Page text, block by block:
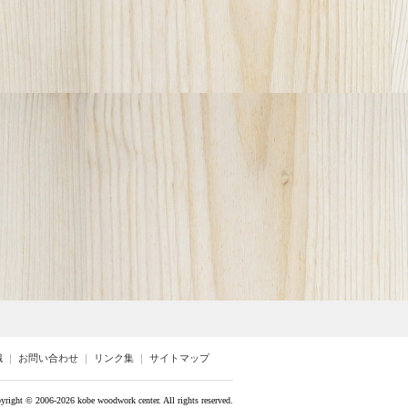
｜ お問い合わせ ｜ リンク集 ｜ サイトマップ
© 2006-2026 kobe woodwork center. All rights reserved.